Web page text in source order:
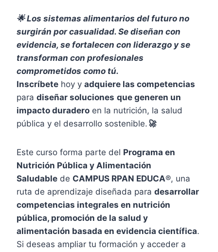
🌟 Los sistemas alimentarios del futuro no
surgirán por casualidad. Se diseñan con
evidencia, se fortalecen con liderazgo y se
transforman con profesionales
comprometidos como tú.
Inscríbete hoy y adquiere las competencias
para diseñar soluciones que generen un
impacto duradero en la nutrición, la salud
pública y el desarrollo sostenible. 🚀
Este curso forma parte del Programa en
Nutrición Pública y Alimentación
Saludable de CAMPUS RPAN EDUCA®, una
ruta de aprendizaje diseñada para desarrollar
competencias integrales en nutrición
pública, promoción de la salud y
alimentación basada en evidencia científica.
Si deseas ampliar tu formación y acceder a